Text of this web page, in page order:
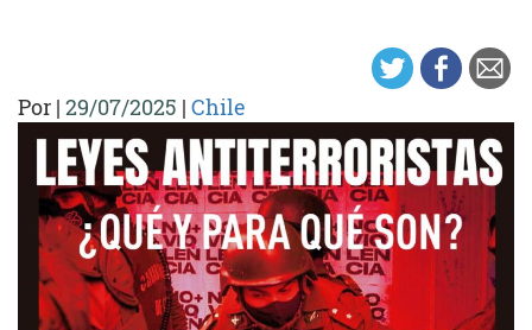
Por | 29/07/2025 | Chile